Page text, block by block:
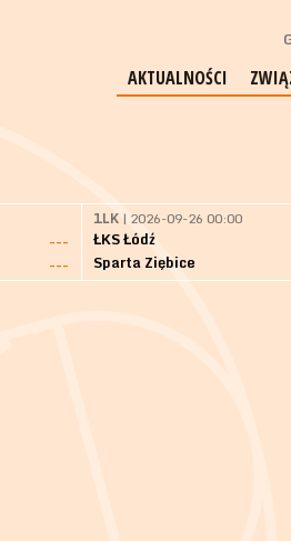
AKTUALNOŚCI
---
---
1LK | 2026-09-26 00:00
ŁKS Łódź
Sparta Ziębice